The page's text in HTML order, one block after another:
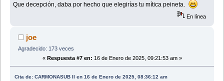
Que decepción, daba por hecho que elegirías tu mítica peineta.
En línea
joe
Agradecido: 173 veces
« Respuesta #7 en: 16 de Enero de 2025, 09:21:53 am »
Cita de: CARMONASUB II en 16 de Enero de 2025, 08:36:12 am